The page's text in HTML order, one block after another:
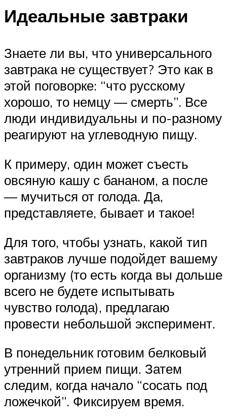
Идеальные завтраки
Знаете ли вы, что универсального
завтрака не существует? Это как в
этой поговорке: “что русскому
хорошо, то немцу — смерть”. Все
люди индивидуальны и по-разному
реагируют на углеводную пищу.
К примеру, один может съесть
овсяную кашу с бананом, а после
— мучиться от голода. Да,
представляете, бывает и такое!
Для того, чтобы узнать, какой тип
завтраков лучше подойдет вашему
организму (то есть когда вы дольше
всего не будете испытывать
чувство голода), предлагаю
провести небольшой эксперимент.
В понедельник готовим белковый
утренний прием пищи. Затем
следим, когда начало “сосать под
ложечкой”. Фиксируем время.